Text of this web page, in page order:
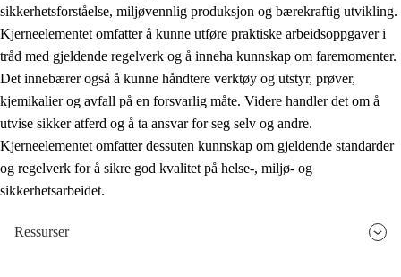
sikkerhetsforståelse, miljøvennlig produksjon og bærekraftig utvikling.
Kjerneelementet omfatter å kunne utføre praktiske arbeidsoppgaver i
tråd med gjeldende regelverk og å inneha kunnskap om faremomenter.
Det innebærer også å kunne håndtere verktøy og utstyr, prøver,
kjemikalier og avfall på en forsvarlig måte. Videre handler det om å
utvise sikker atferd og å ta ansvar for seg selv og andre.
Kjerneelementet omfatter dessuten kunnskap om gjeldende standarder
og regelverk for å sikre god kvalitet på helse-, miljø- og
sikkerhetsarbeidet.
Ressurser